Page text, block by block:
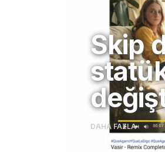
Skip
DAHA FAZLA